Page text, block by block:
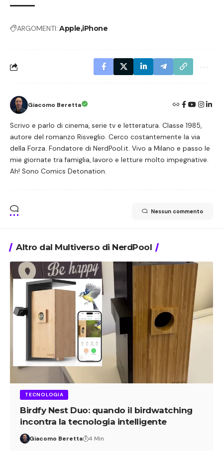
ARGOMENTI: Apple iPhone
Giacomo Beretta
Scrivo e parlo di cinema, serie tv e letteratura. Classe 1985,
autore del romanzo Risveglio. Cerco costantemente la via
della Forza. Fondatore di NerdPool.it. Vivo a Milano e passo le
mie giornate tra famiglia, lavoro e letture molto impegnative.
Ah! Sono Comics Detonation.
Nessun commento
Altro dal Multiverso di NerdPool
TECNOLOGIA
Birdfy Nest Duo: quando il birdwatching
incontra la tecnologia intelligente
Giacomo Beretta 4 Min